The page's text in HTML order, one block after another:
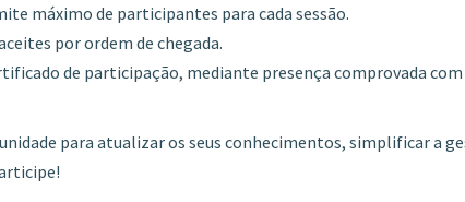
máximo de participantes para cada sessão.
por ordem de chegada.
de participação, mediante presença comprovada
para atualizar os seus conhecimentos, simplificar a